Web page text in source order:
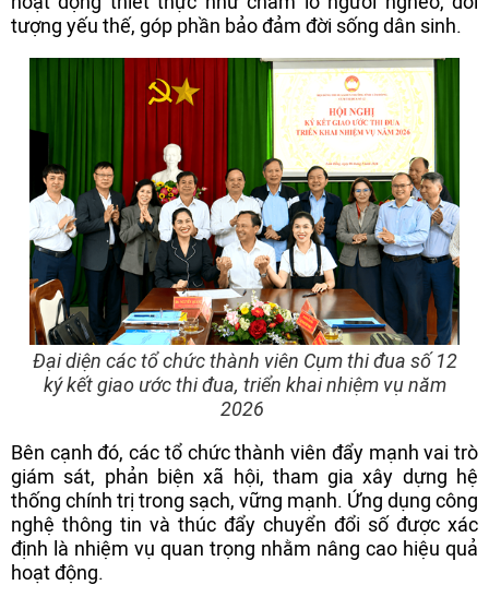
tượng yếu thế, góp phần bảo đảm đời sống dân sinh.
Đại diện các tổ chức thành viên Cụm thi đua số 12
ký kết giao ước thi đua, triển khai nhiệm vụ năm
2026
Bên cạnh đó, các tổ chức thành viên đẩy mạnh vai trò
giám sát, phản biện xã hội, tham gia xây dựng hệ
thống chính trị trong sạch, vững mạnh. Ứng dụng công
nghệ thông tin và thúc đẩy chuyển đổi số được xác
định là nhiệm vụ quan trọng nhằm nâng cao hiệu quả
hoạt động.